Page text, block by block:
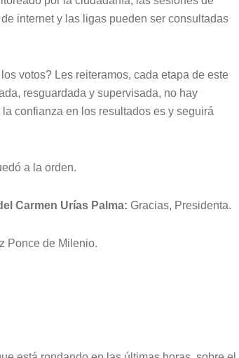
internet y las ligas pueden ser consultadas
votos? Les reiteramos, cada etapa de este
resguardada y supervisada, no hay
confianza en los resultados es y seguirá
a la orden.
Carmen Urías Palma: Gracias, Presidenta.
Ponce de Milenio.